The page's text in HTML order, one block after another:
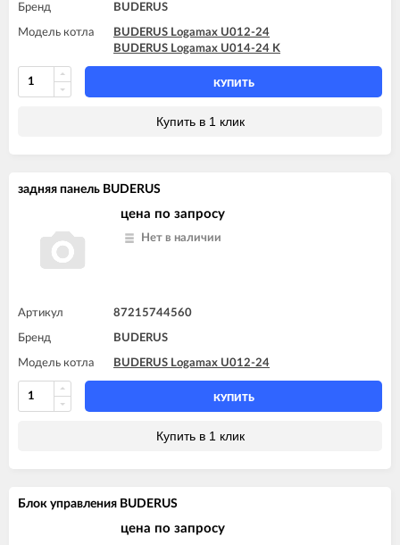
Бренд BUDERUS
Модель котла
BUDERUS Logamax U012-24
BUDERUS Logamax U014-24 K
КУПИТЬ
Купить в 1 клик
задняя панель BUDERUS
цена по запросу
Нет в наличии
Артикул 87215744560
Бренд BUDERUS
Модель котла BUDERUS Logamax U012-24
КУПИТЬ
Купить в 1 клик
Блок управления BUDERUS
цена по запросу